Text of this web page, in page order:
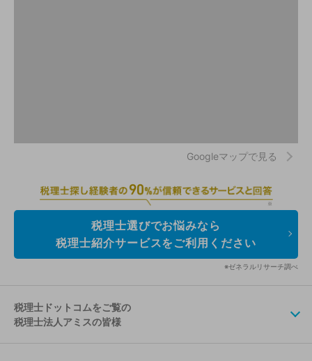
Googleマップで見る
税理士選びでお悩みなら
税理士紹介サービスをご利用ください
※ゼネラルリサーチ調べ
税理士ドットコムをご覧の
税理士法人アミスの皆様